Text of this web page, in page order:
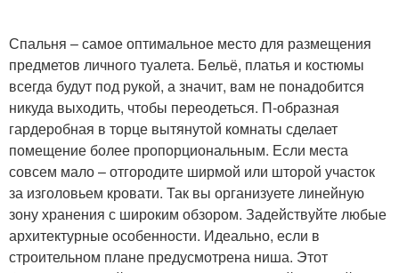
Спальня – самое оптимальное место для размещения
предметов личного туалета. Бельё, платья и костюмы
всегда будут под рукой, а значит, вам не понадобится
никуда выходить, чтобы переодеться. П-образная
гардеробная в торце вытянутой комнаты сделает
помещение более пропорциональным. Если места
совсем мало – отгородите ширмой или шторой участок
за изголовьем кровати. Так вы организуете линейную
зону хранения с широким обзором. Задействуйте любые
архитектурные особенности. Идеально, если в
строительном плане предусмотрена ниша. Этот